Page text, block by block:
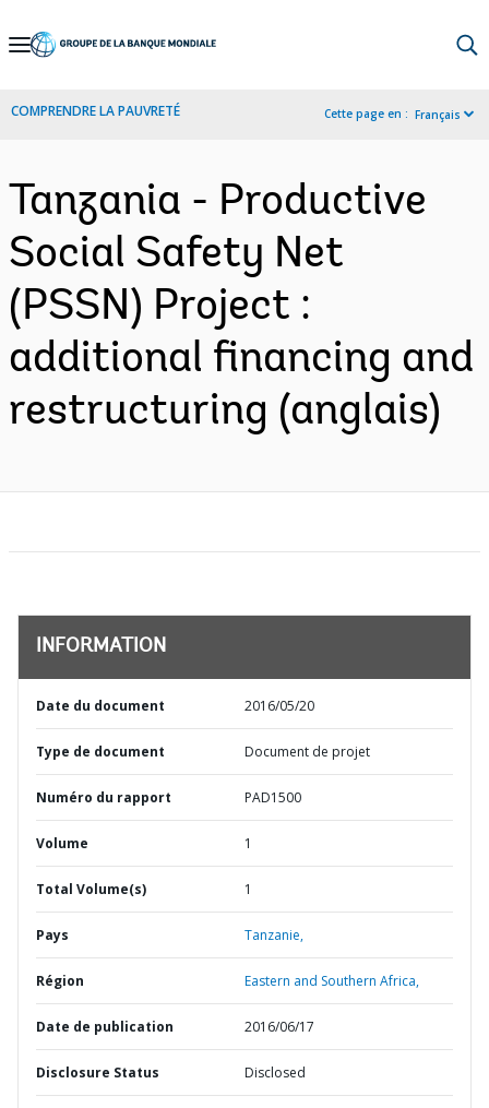
Skip
Navigation
COMPRENDRE LA PAUVRETÉ Cette page en : Français
Tanzania - Productive
Social Safety Net
(PSSN) Project :
additional financing and
restructuring (anglais)
INFORMATION
Date du document 2016/05/20
Type de document Document de projet
Numéro du rapport PAD1500
Volume 1
Total Volume(s) 1
Pays Tanzanie,
Région Eastern and Southern Africa,
Date de publication 2016/06/17
Disclosure Status Disclosed